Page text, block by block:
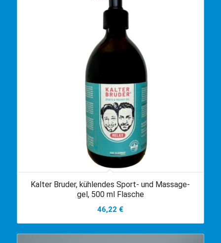
Kalter Bruder, kühlendes Sport- und Massage-
gel, 500 ml Flasche
46,22 €